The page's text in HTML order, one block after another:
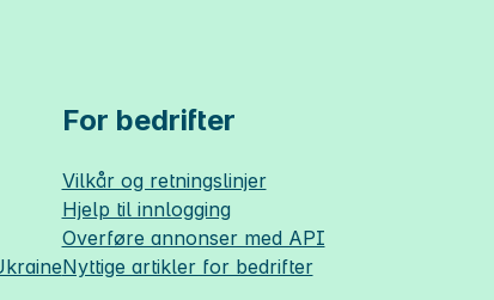
For bedrifter
Vilkår og retningslinjer
Hjelp til innlogging
Overføre annonser med API
Nyttige artikler for bedrifter